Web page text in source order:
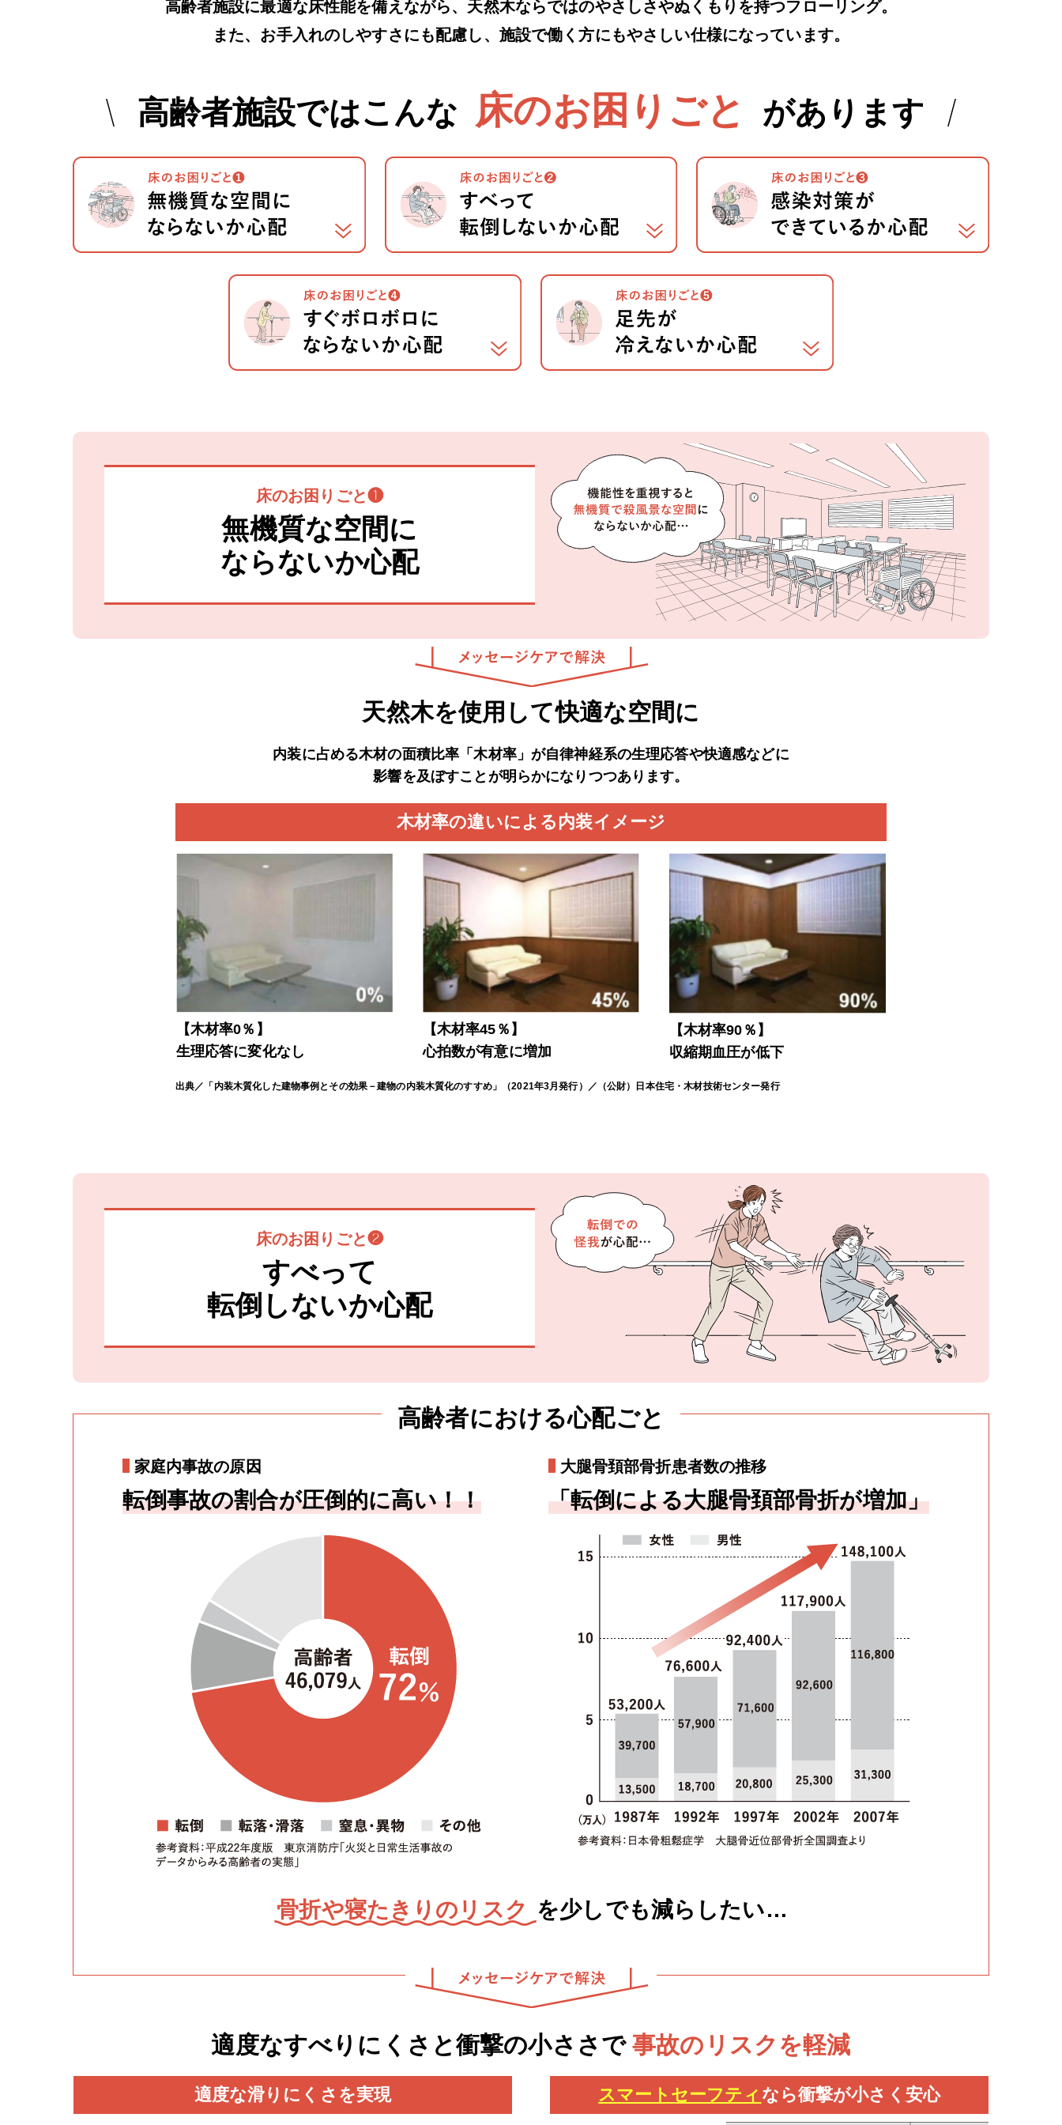
高齢者施設に最適な床性能を備えながら、天然木ならではのやさしさやぬくもりを持つフローリング。
また、お手入れのしやすさにも配慮し、施設で働く方にもやさしい仕様になっています。
高齢者施設ではこんな 床のお困りごと があります
床のお困りごと❶
無機質な空間に
ならないか心配
天然木を使用して快適な空間に
内装に占める木材の面積比率「木材率」が自律神経系の生理応答や快適感などに
影響を及ぼすことが明らかになりつつあります。
木材率の違いによる内装イメージ
【木材率0％】
生理応答に変化なし
【木材率45％】
心拍数が有意に増加
【木材率90％】
収縮期血圧が低下
出典／「内装木質化した建物事例とその効果－建物の内装木質化のすすめ」（2021年3月発行）／（公財）日本住宅・木材技術センター発行
床のお困りごと❷
すべって
転倒しないか心配
高齢者における心配ごと
家庭内事故の原因
転倒事故の割合が圧倒的に高い！！
大腿骨頚部骨折患者数の推移
「転倒による大腿骨頚部骨折が増加」
骨折や寝たきりのリスク を少しでも減らしたい…
適度なすべりにくさと衝撃の小ささで 事故のリスクを軽減
適度な滑りにくさを実現 スマートセーフティ なら衝撃が小さく安心